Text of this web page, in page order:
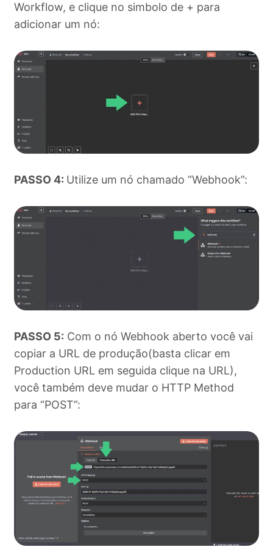
Workflow, e clique no simbolo de + para
adicionar um nó:
PASSO 4: Utilize um nó chamado “Webhook”:
PASSO 5: Com o nó Webhook aberto você vai
copiar a URL de produção(basta clicar em
Production URL em seguida clique na URL),
você também deve mudar o HTTP Method
para “POST”: